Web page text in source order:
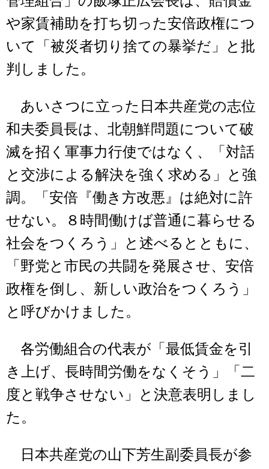
や家賃補助を打ち切った安倍政権につ
いて「被災者切り捨ての暴挙だ」と批
判しました。
あいさつに立った日本共産党の志位
和夫委員長は、北朝鮮問題について破
滅を招く軍事力行使ではなく、「対話
と交渉による解決を強く求める」と強
調。「安倍『働き方改悪』は絶対に許
せない。８時間働けば普通に暮らせる
社会をつくろう」と述べるとともに、
「野党と市民の共闘を発展させ、安倍
政権を倒し、新しい政治をつくろう」
と呼びかけました。
各労働組合の代表が「最低賃金を引
き上げ、長時間労働をなくそう」「二
度と戦争させない」と決意表明しまし
た。
日本共産党の山下芳生副委員長が参